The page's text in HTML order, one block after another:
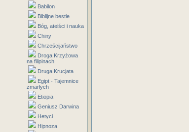
Babilon
Biblijne bestie
Bóg, ateiści i nauka
Chiny
Chrześcijaństwo
Droga Krzyżowa
na filipinach
Druga Krucjata
Egipt - Tajemnice
zmarłych
Etiopia
Geniusz Darwina
Hetyci
Hipnoza